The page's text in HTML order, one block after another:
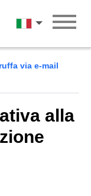
Italiano
via e-mail
alla